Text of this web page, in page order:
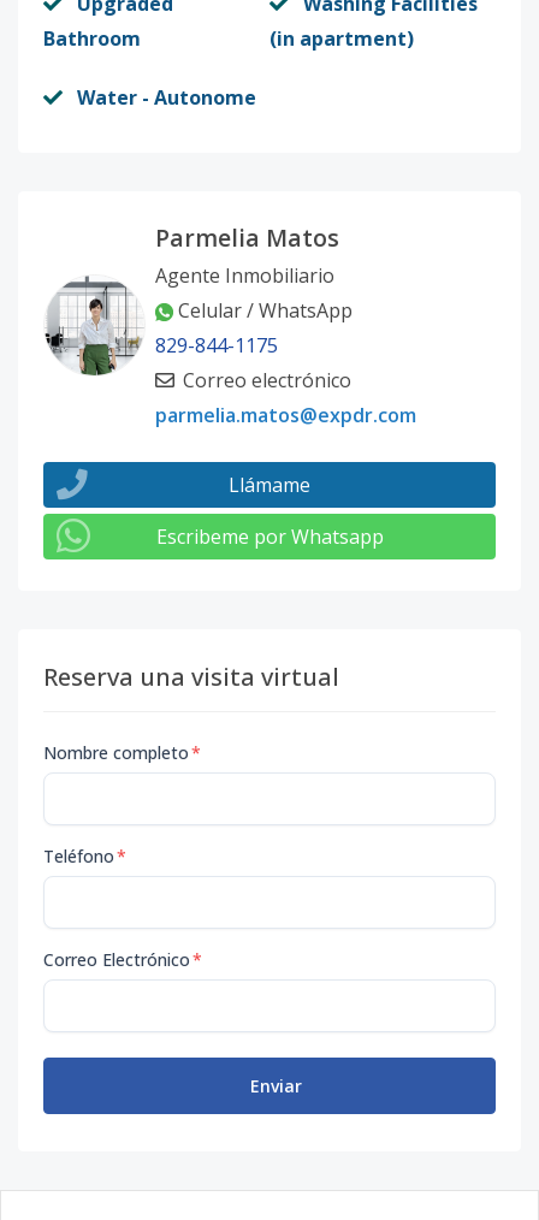
Bathroom
(in apartment)
Water - Autonome
Parmelia Matos
Agente Inmobiliario
Celular / WhatsApp
829-844-1175
Correo electrónico
parmelia.matos@expdr.com
Llámame
Escribeme por Whatsapp
Reserva una visita virtual
Nombre completo*
Teléfono*
Correo Electrónico*
Enviar